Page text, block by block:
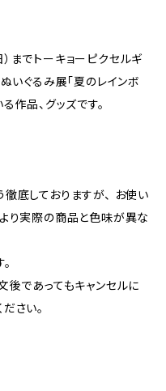
までトーキョーピクセルギ
いぐるみ展「夏のレインボ
作品、グッズです。
底しておりますが、 お使い
り実際の商品と色味が異な
後であってもキャンセルに
さい。